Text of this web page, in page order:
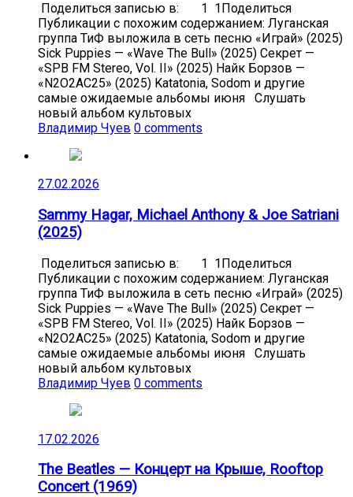
Поделиться записью в: 1 1Поделиться
Публикации с похожим содержанием: Луганская
группа ТиФ выложила в сеть песню «Играй» (2025)
Sick Puppies — «Wave The Bull» (2025) Секрет —
«SPB FM Stereo, Vol. II» (2025) Найк Борзов —
«N2O2AC25» (2025) Katatonia, Sodom и другие
самые ожидаемые альбомы июня Слушать
новый альбом культовых
Владимир Чуев 0 comments
27.02.2026
Sammy Hagar, Michael Anthony & Joe Satriani
(2025)
Поделиться записью в: 1 1Поделиться
Публикации с похожим содержанием: Луганская
группа ТиФ выложила в сеть песню «Играй» (2025)
Sick Puppies — «Wave The Bull» (2025) Секрет —
«SPB FM Stereo, Vol. II» (2025) Найк Борзов —
«N2O2AC25» (2025) Katatonia, Sodom и другие
самые ожидаемые альбомы июня Слушать
новый альбом культовых
Владимир Чуев 0 comments
17.02.2026
The Beatles — Концерт на Крыше, Rooftop
Concert (1969)